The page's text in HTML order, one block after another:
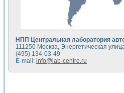
Виртуальный прибор
Исследование
Исследование
Метод
Недорогая система
Применение
Расчет переноса
НПП Центральная лаборатория
111250 Москва, Энергетическая
(495) 134-03-49
E-mail: info@lab-centre.ru